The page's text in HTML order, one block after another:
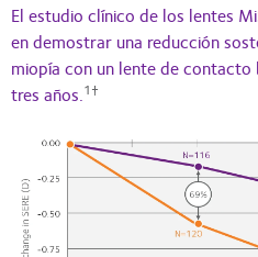
El estudio clínico de los lentes
en demostrar una reducción
miopía con un lente de
tres años.1†